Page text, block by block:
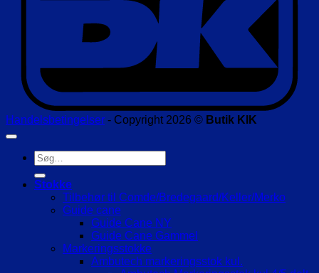
Handelsbetingelser - Copyright 2026 © Butik KIK
Søg
efter:
Stokke
Tilbehør til Comde/Bredegaard/Keller/Merko
Guide cane
Guide Cane NY
Guide Cane Gammel
Markeringsstokke
Ambutech markeringsstok kul.